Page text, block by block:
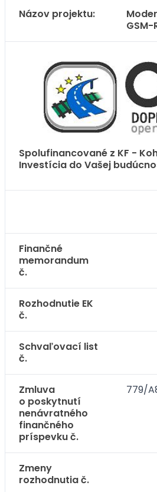
Názov projektu:
Spolufinancované z KF -
Investícia do Vašej
Finančné
memorandum
č.
Rozhodnutie EK
č.
Schvaľovací list
č.
Zmluva
o poskytnutí
nenávratného
finančného
príspevku č.
779/
Zmeny
rozhodnutia č.